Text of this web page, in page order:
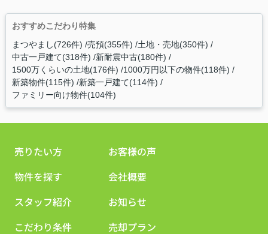
おすすめこだわり特集
まつやまし(726件) 売預(355件) 土地・売地(350件)
中古一戸建て(318件) 新耐震中古(180件)
1500万くらいの土地(176件) 1000万円以下の物件(118件)
新築物件(115件) 新築一戸建て(114件)
ファミリー向け物件(104件)
売りたい方
物件を探す
スタッフ紹介
こだわり条件
お客様の声
会社概要
お知らせ
売却プラン